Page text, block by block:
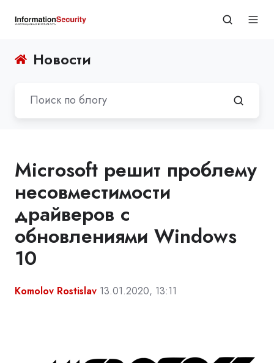
Новости
Microsoft решит проблему
несовместимости
драйверов с
обновлениями Windows
10
Komolov Rostislav 13.01.2020, 13:11